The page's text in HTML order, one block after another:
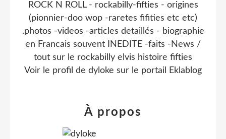
ROCK N ROLL - rockabilly-fifties - origines
(pionnier-doo wop -raretes fifities etc etc)
.photos -videos -articles detaillés - biographie
en Francais souvent INEDITE -faits -News /
tout sur le rockabilly elvis histoire fifties
Voir le profil de dyloke sur le portail Eklablog
À propos